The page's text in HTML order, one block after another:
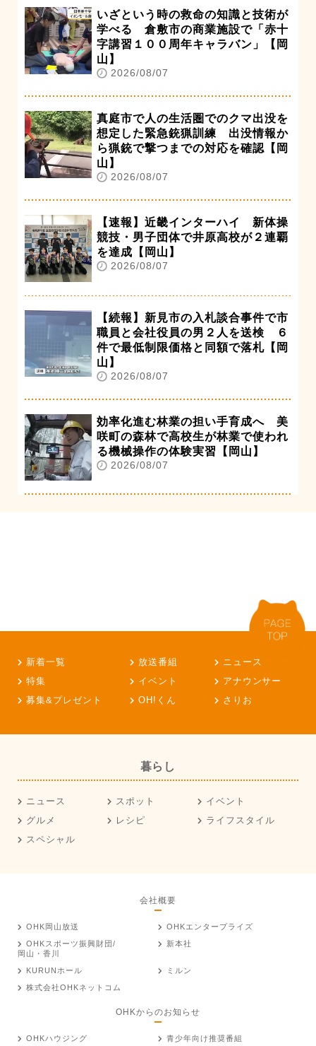
いざという時の救命の知識と技術が
学べる 倉敷市の商業施設で「赤十
字講習１００周年キャラバン」【岡
山】
2026/08/07
真庭市で人の生活圏でのクマ出没を
想定した緊急銃猟訓練 出没情報か
ら猟銃で撃つまでの対応を確認【岡
山】
2026/08/07
【速報】近畿インターハイ 新体操
競技・男子団体で井原高校が２連覇
を達成【岡山】
2026/08/07
【続報】新見市の入札談合事件で市
職員と会社役員の男２人を送検 ６
件で最低制限価格と同額で落札【岡
山】
2026/08/07
効率化進む林業の担い手育成へ 美
咲町の森林で高校生が林業で使われ
る機械操作の体験実習【岡山】
2026/08/07
新着一覧 放送番組
ニュース
特集
イベント
アナウンサー
募集&プレゼント
OH!くん さりお
暮らし
ニュース スポット
イベント
グルメ
レシピ
ライフスタイル
スペシャル
会社概要
OHK岡山放送
OHKエンタープライズ
OHKスポーツ振興財団/
岡山・香川
新本社
KURUNホール
ミルン
株式会社OHKネットコム
OHKからのお知らせ
OHKハウジング 青少年向け推奨番組